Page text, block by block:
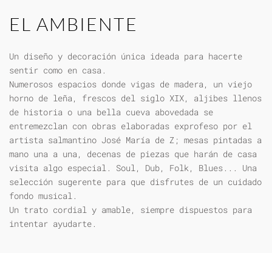
EL AMBIENTE
Un diseño y decoración única ideada para hacerte
sentir como en casa.
Numerosos espacios donde vigas de madera, un viejo
horno de leña, frescos del siglo XIX, aljibes llenos
de historia o una bella cueva abovedada se
entremezclan con obras elaboradas exprofeso por el
artista salmantino José María de Z; mesas pintadas a
mano una a una, decenas de piezas que harán de casa
visita algo especial. Soul, Dub, Folk, Blues... Una
selección sugerente para que disfrutes de un cuidado
fondo musical.
Un trato cordial y amable, siempre dispuestos para
intentar ayudarte.